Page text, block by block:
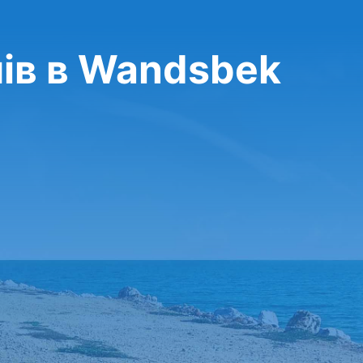
в Wandsbek